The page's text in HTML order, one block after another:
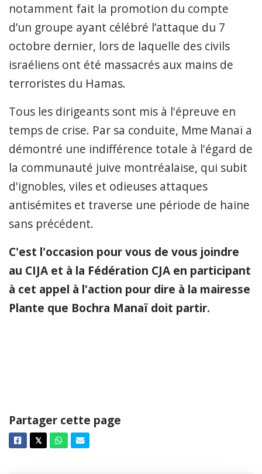
notamment fait la promotion du compte
d’un groupe ayant célébré l’attaque du 7
octobre dernier, lors de laquelle des civils
israéliens ont été massacrés aux mains de
terroristes du Hamas.
Tous les dirigeants sont mis à l'épreuve en
temps de crise. Par sa conduite, Mme Manaï a
démontré une indifférence totale à l'égard de
la communauté juive montréalaise, qui subit
d'ignobles, viles et odieuses attaques
antisémites et traverse une période de haine
sans précédent.
C'est l'occasion pour vous de vous joindre
au CIJA et à la Fédération CJA en participant
à cet appel à l'action pour dire à la mairesse
Plante que Bochra Manaï doit partir.
Partager cette page
Facebook
𝕏 TwitterWhatsappCourriel